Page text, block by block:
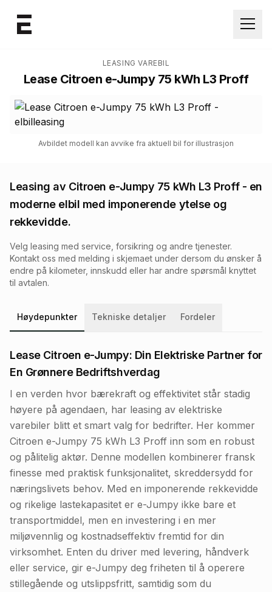
LEASING VAREBIL
Lease Citroen e-Jumpy 75 kWh L3 Proff
Avbildet modell kan avvike fra aktuell bil for illustrasjon
Leasing av Citroen e-Jumpy 75 kWh L3 Proff- en
moderne elbil med imponerende ytelse og
rekkevidde.
Velg leasing med service, forsikring og andre tjenester.
Kontakt oss med melding i skjemaet under dersom du ønsker å
endre på kilometer, innskudd eller har andre spørsmål knyttet
til avtalen.
Høydepunkter Tekniske detaljer Fordeler
Lease Citroen e-Jumpy: Din Elektriske Partner for
En Grønnere Bedriftshverdag
I en verden hvor bærekraft og effektivitet står stadig
høyere på agendaen, har leasing av elektriske
varebiler blitt et smart valg for bedrifter. Her kommer
Citroen e-Jumpy 75 kWh L3 Proff inn som en robust
og pålitelig aktør. Denne modellen kombinerer fransk
finesse med praktisk funksjonalitet, skreddersydd for
næringslivets behov. Med en imponerende rekkevidde
og rikelige lastekapasitet er e-Jumpy ikke bare et
transportmiddel, men en investering i en mer
miljøvennlig og kostnadseffektiv fremtid for din
virksomhet. Enten du driver med levering, håndverk
eller service, gir e-Jumpy deg friheten til å operere
stillegående og utslippsfritt, samtidig som du